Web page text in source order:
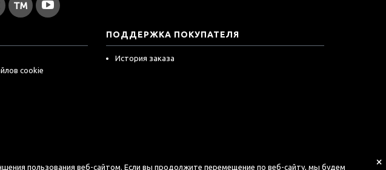
cookie
ПОДДЕРЖКА ПОКУПАТЕЛЯ
История заказа
пользования веб-сайтом. Если вы продолжите перемещение по веб-сайту, мы будем ×